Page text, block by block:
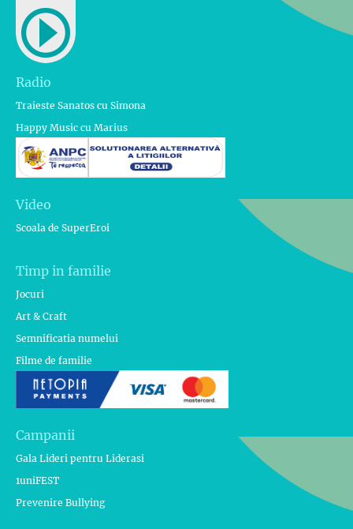
Radio
Traieste Sanatos cu Simona
Happy Music cu Marius
Video
Scoala de SuperEroi
Timp in familie
Jocuri
Art & Craft
Semnificatia numelui
Filme de familie
Campanii
Gala Lideri pentru Liderasi
1uniFEST
Prevenire Bullying